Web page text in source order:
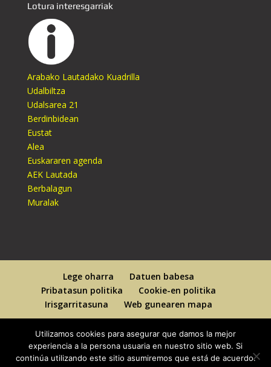
Lotura interesgarriak
Arabako Lautadako Kuadrilla
Udalbiltza
Udalsarea 21
Berdinbidean
Eustat
Alea
Euskararen agenda
AEK Lautada
Berbalagun
Muralak
Lege oharra
Datuen babesa
Pribatasun politika
Cookie-en politika
Irisgarritasuna
Web gunearen mapa
Designed ByElegant Themes| Powered By
Utilizamos cookies para asegurar que damos la mejor
experiencia a la persona usuaria en nuestro sitio web. Si
continúa utilizando este sitio asumiremos que está de acuerdo.